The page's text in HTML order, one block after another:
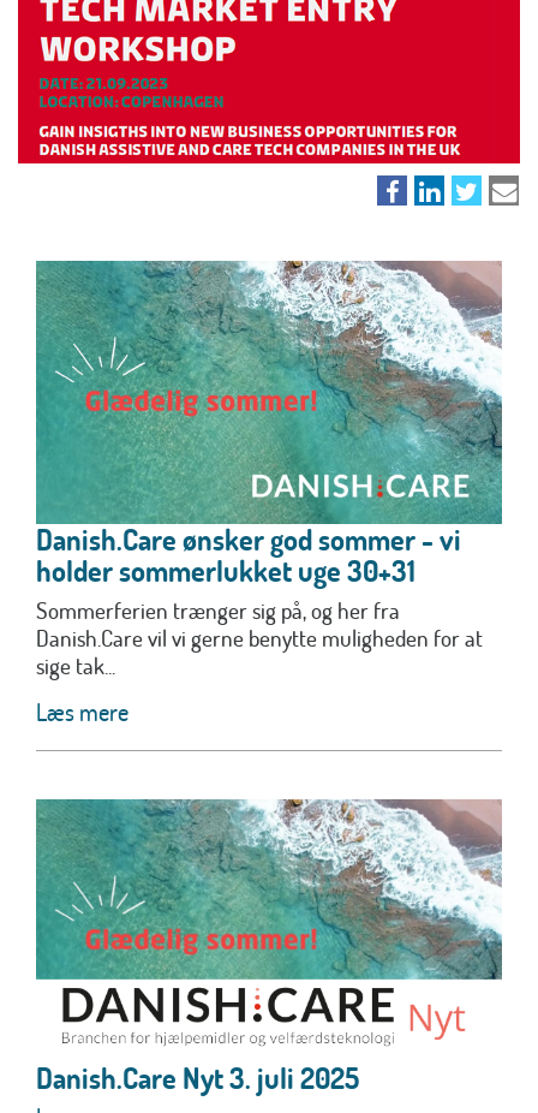
Danish.Care ønsker god sommer - vi
holder sommerlukket uge 30+31
Sommerferien trænger sig på, og her fra
Danish.Care vil vi gerne benytte muligheden for at
sige tak...
Læs mere
Danish.Care Nyt 3. juli 2025